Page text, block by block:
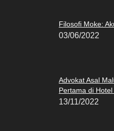
Filosofi Moke:
03/06/2022
Advokat Asal
Pertama di
13/11/2022